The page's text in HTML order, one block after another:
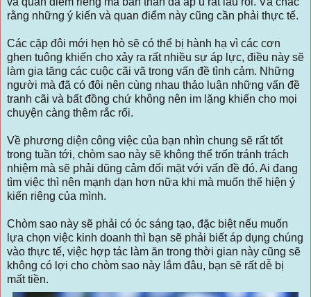
rằng những ý kiến ​​và quan điểm này cũng cần phải thực tế.
Các cặp đôi mới hẹn hò sẽ có thể bị hành hạ vì các cơn
ghen tuông khiến cho xảy ra rất nhiều sự áp lực, điều này sẽ
làm gia tăng các cuộc cãi vã trong vấn đề tình cảm. Những
người mà đã có đôi nên cùng nhau thảo luận những vấn đề
tranh cãi và bất đồng chứ không nên im lặng khiến cho mọi
chuyện càng thêm rắc rối.
Về phương diện công việc của bạn nhìn chung sẽ rất tốt
trong tuần tới, chòm sao này sẽ không thể trốn tránh trách
nhiệm mà sẽ phải dũng cảm đối mặt với vấn đề đó. Ai đang
tìm việc thì nên mạnh dạn hơn nữa khi mà muốn thể hiện ý
kiến riêng của mình.
Chòm sao này sẽ phải có óc sáng tạo, đặc biệt nếu muốn
lựa chọn việc kinh doanh thì bạn sẽ phải biết áp dụng chúng
vào thực tế, việc hợp tác làm ăn trong thời gian này cũng sẽ
không có lợi cho chòm sao này lắm đâu, bạn sẽ rất dễ bị
mất tiền.